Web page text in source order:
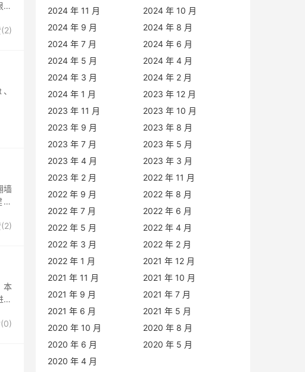
2)
墙
2)
本
0)
2024 年 11 月
2024 年 10 月
2024 年 9 月
2024 年 8 月
2024 年 7 月
2024 年 6 月
2024 年 5 月
2024 年 4 月
2024 年 3 月
2024 年 2 月
2024 年 1 月
2023 年 12 月
2023 年 11 月
2023 年 10 月
2023 年 9 月
2023 年 8 月
2023 年 7 月
2023 年 5 月
2023 年 4 月
2023 年 3 月
2023 年 2 月
2022 年 11 月
2022 年 9 月
2022 年 8 月
2022 年 7 月
2022 年 6 月
2022 年 5 月
2022 年 4 月
2022 年 3 月
2022 年 2 月
2022 年 1 月
2021 年 12 月
2021 年 11 月
2021 年 10 月
2021 年 9 月
2021 年 7 月
2021 年 6 月
2021 年 5 月
2020 年 10 月
2020 年 8 月
2020 年 6 月
2020 年 5 月
2020 年 4 月